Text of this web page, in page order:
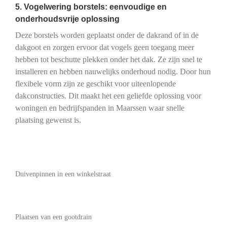
5. Vogelwering borstels: eenvoudige en
onderhoudsvrije oplossing
Deze borstels worden geplaatst onder de dakrand of in de
dakgoot en zorgen ervoor dat vogels geen toegang meer
hebben tot beschutte plekken onder het dak. Ze zijn snel te
installeren en hebben nauwelijks onderhoud nodig. Door hun
flexibele vorm zijn ze geschikt voor uiteenlopende
dakconstructies. Dit maakt het een geliefde oplossing voor
woningen en bedrijfspanden in Maarssen waar snelle
plaatsing gewenst is.
Duivenpinnen in een winkelstraat
Plaatsen van een gootdrain